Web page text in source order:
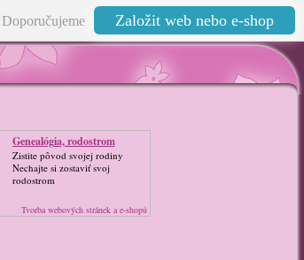
Doporučujeme Založit web nebo e-shop
Genealógia, rodostrom
Zistite pôvod svojej rodiny
Nechajte si zostaviť svoj
rodostrom
Tvorba webových stránek a e-shopů